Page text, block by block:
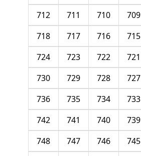
709
710
711
712
715
716
717
718
721
722
723
724
727
728
729
730
733
734
735
736
739
740
741
742
745
746
747
748